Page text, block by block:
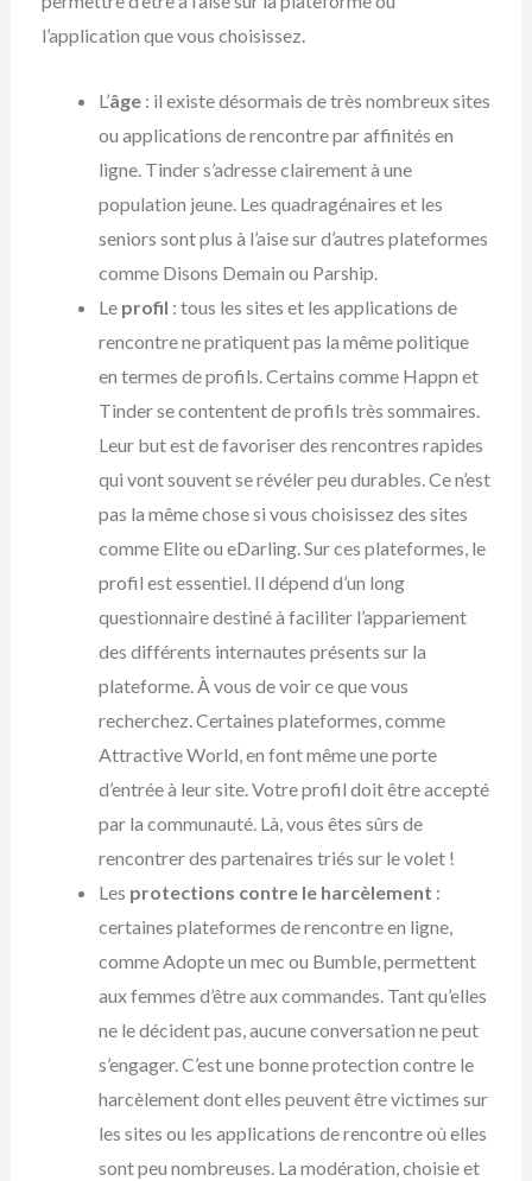
l’application que vous choisissez.
L’âge: il existe désormais de très nombreux sites
ou applications de rencontre par affinités en
ligne. Tinder s’adresse clairement à une
population jeune. Les quadragénaires et les
seniors sont plus à l’aise sur d’autres plateformes
comme Disons Demain ou Parship.
Le profil : tous les sites et les applications de
rencontre ne pratiquent pas la même politique
en termes de profils. Certains comme Happn et
Tinder se contentent de profils très sommaires.
Leur but est de favoriser des rencontres rapides
qui vont souvent se révéler peu durables. Ce n’est
pas la même chose si vous choisissez des sites
comme Elite ou eDarling. Sur ces plateformes, le
profil est essentiel. Il dépend d’un long
questionnaire destiné à faciliter l’appariement
des différents internautes présents sur la
plateforme. À vous de voir ce que vous
recherchez. Certaines plateformes, comme
Attractive World, en font même une porte
d’entrée à leur site. Votre profil doit être accepté
par la communauté. Là, vous êtes sûrs de
rencontrer des partenaires triés sur le volet !
Les protections contre le harcèlement :
certaines plateformes de rencontre en ligne,
comme Adopte un mec ou Bumble, permettent
aux femmes d’être aux commandes. Tant qu’elles
ne le décident pas, aucune conversation ne peut
s’engager. C’est une bonne protection contre le
harcèlement dont elles peuvent être victimes sur
les sites ou les applications de rencontre où elles
sont peu nombreuses. La modération, choisie et